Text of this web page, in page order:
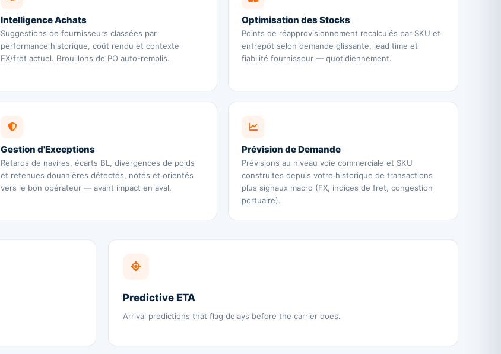
Intelligence Achats
Suggestions de fournisseurs classées par
performance historique, coût rendu et contexte
FX/fret actuel. Brouillons de PO auto-remplis.
Optimisation des Stocks
Points de réapprovisionnement recalculés par SKU et
entrepôt selon demande glissante, lead time et
fiabilité fournisseur — quotidiennement.
Gestion d'Exceptions
Retards de navires, écarts BL, divergences de poids
et retenues douanières détectés, notés et orientés
vers le bon opérateur — avant impact en aval.
Prévision de Demande
Prévisions au niveau voie commerciale et SKU
construites depuis votre historique de transactions
plus signaux macro (FX, indices de fret, congestion
portuaire).
Predictive ETA
Arrival predictions that flag delays before the carrier does.